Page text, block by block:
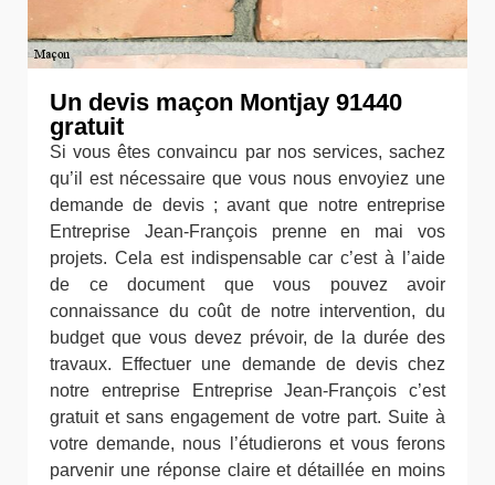
Un devis maçon Montjay 91440
gratuit
Si vous êtes convaincu par nos services, sachez
qu’il est nécessaire que vous nous envoyiez une
demande de devis ; avant que notre entreprise
Entreprise Jean-François prenne en mai vos
projets. Cela est indispensable car c’est à l’aide
de ce document que vous pouvez avoir
connaissance du coût de notre intervention, du
budget que vous devez prévoir, de la durée des
travaux. Effectuer une demande de devis chez
notre entreprise Entreprise Jean-François c’est
gratuit et sans engagement de votre part. Suite à
votre demande, nous l’étudierons et vous ferons
parvenir une réponse claire et détaillée en moins